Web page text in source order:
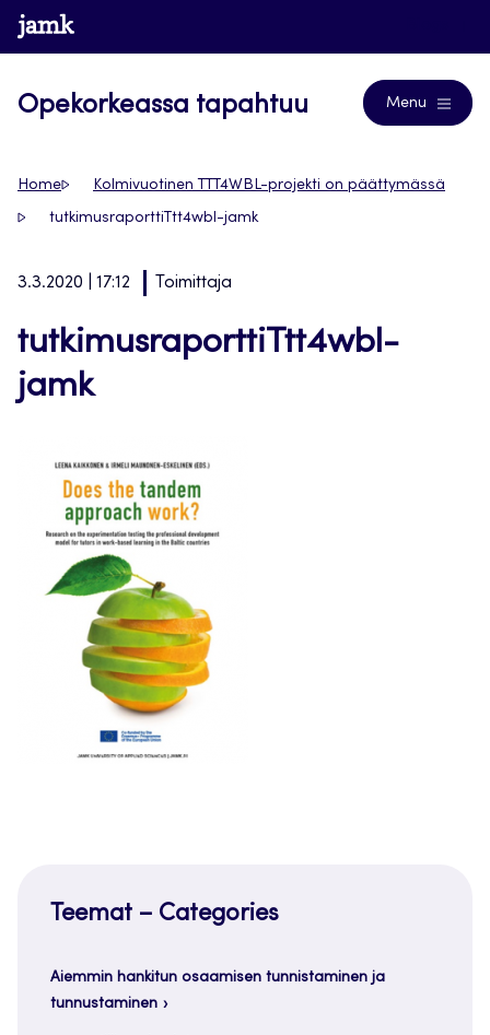
Siirry
suoraan
www.jamk.fi
Opekorkeassa tapahtuu Menu
Home Kolmivuotinen TTT4WBL-projekti on päättymässä
tutkimusraporttiTtt4wbl-jamk
3.3.2020 | 17:12 Toimittaja
tutkimusraporttiTtt4wbl-
jamk
Teemat – Categories
Aiemmin hankitun osaamisen tunnistaminen ja
tunnustaminen